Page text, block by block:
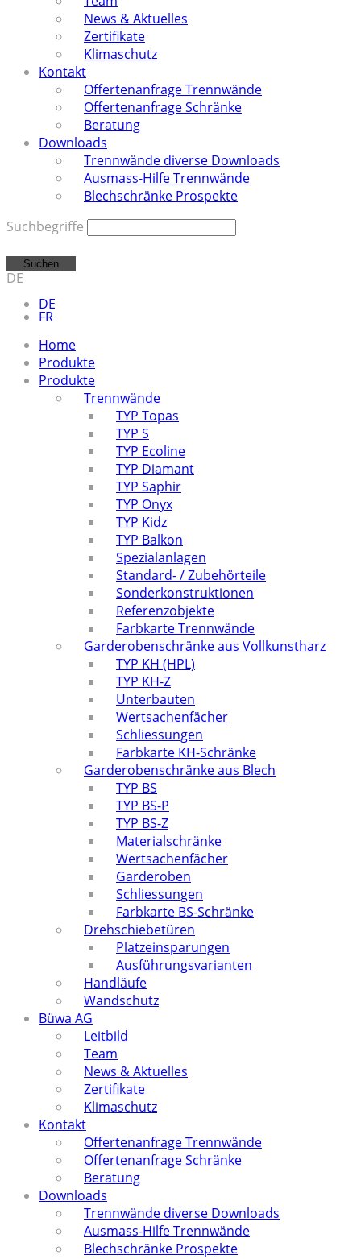
News & Aktuelles
Zertifikate
Klimaschutz
Kontakt
Offertenanfrage Trennwände
Offertenanfrage Schränke
Beratung
Downloads
Trennwände diverse Downloads
Ausmass-Hilfe Trennwände
Blechschränke Prospekte
Suchbegriffe
Suchen
DE
DE
FR
Home
Produkte
Produkte
Trennwände
TYP Topas
TYP S
TYP Ecoline
TYP Diamant
TYP Saphir
TYP Onyx
TYP Kidz
TYP Balkon
Spezialanlagen
Standard- / Zubehörteile
Sonderkonstruktionen
Referenzobjekte
Farbkarte Trennwände
Garderobenschränke aus Vollkunstharz
TYP KH (HPL)
TYP KH-Z
Unterbauten
Wertsachenfächer
Schliessungen
Farbkarte KH-Schränke
Garderobenschränke aus Blech
TYP BS
TYP BS-P
TYP BS-Z
Materialschränke
Wertsachenfächer
Garderoben
Schliessungen
Farbkarte BS-Schränke
Drehschiebetüren
Platzeinsparungen
Ausführungsvarianten
Handläufe
Wandschutz
Büwa AG
Leitbild
Team
News & Aktuelles
Zertifikate
Klimaschutz
Kontakt
Offertenanfrage Trennwände
Offertenanfrage Schränke
Beratung
Downloads
Trennwände diverse Downloads
Ausmass-Hilfe Trennwände
Blechschränke Prospekte